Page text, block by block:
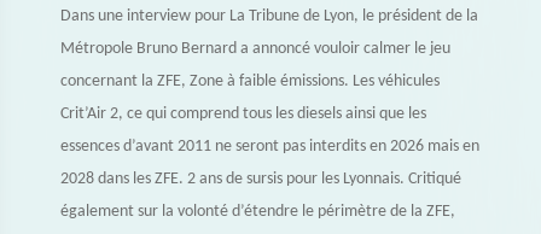
Dans une interview pour La Tribune de Lyon, le président de la
Métropole Bruno Bernard a annoncé vouloir calmer le jeu
concernant la ZFE, Zone à faible émissions. Les véhicules
Crit’Air 2, ce qui comprend tous les diesels ainsi que les
essences d’avant 2011 ne seront pas interdits en 2026 mais en
2028 dans les ZFE. 2 ans de sursis pour les Lyonnais. Critiqué
également sur la volonté d’étendre le périmètre de la ZFE,